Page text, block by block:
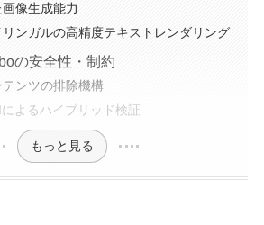
像生成能力
ンガルの高精度テキストレンダリング
の安全性・制約
ンツの排除機構
によるハイブリッド検証
もっと見る